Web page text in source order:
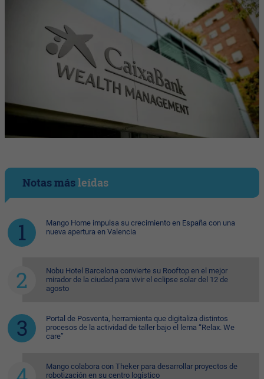
Notas másleídas
Mango Home impulsa su crecimiento en España con una
nueva apertura en Valencia
Nobu Hotel Barcelona convierte su Rooftop en el mejor
mirador de la ciudad para vivir el eclipse solar del 12 de
agosto
Portal de Posventa, herramienta que digitaliza distintos
procesos de la actividad de taller bajo el lema “Relax. We
care”
Mango colabora con Theker para desarrollar proyectos de
robotización en su centro logístico